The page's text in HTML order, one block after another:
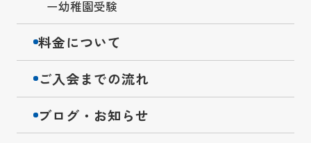
幼稚園受験
料金について
ご入会までの流れ
ブログ・お知らせ